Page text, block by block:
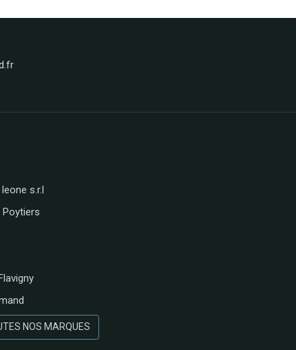
s.r.l
Poytiers
NOS MARQUES